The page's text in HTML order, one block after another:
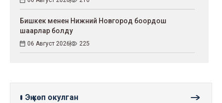
Бишкек менен Нижний Новгород боордош
шаарлар болду
06 Август 2026 225
Эң көп окулган